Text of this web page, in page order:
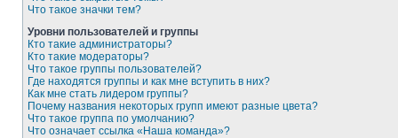
Что такое значки тем?
Уровни пользователей и группы
Кто такие администраторы?
Кто такие модераторы?
Что такое группы пользователей?
Где находятся группы и как мне вступить в них?
Как мне стать лидером группы?
Почему названия некоторых групп имеют разные цвета?
Что такое группа по умолчанию?
Что означает ссылка «Наша команда»?